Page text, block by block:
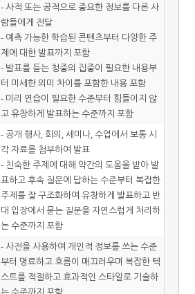
- 사적 또는 공적으로 중요한 정보를 다른 사
람들에게 전달
- 예측 가능한 학습된 콘텐츠부터 다양한 주
제에 대한 발표까지 포함
- 발표를 듣는 청중의 집중이 필요한 내용부
터 미세한 의미 차이를 포함한 내용 포함
- 미리 연습이 필요한 수준부터 힘들이지 않
고 유창하게 발표하는 수준까지 포함
- 공개 행사, 회의, 세미나, 수업에서 보통 시
각 자료를 첨부하여 발표
- 친숙한 주제에 대해 약간의 도움을 받아 발
표하고 후속 질문에 답하는 수준부터 복잡한
주제를 잘 구조화하여 유창하게 발표하고 반
대 입장에서 묻는 질문을 자연스럽게 처리하
는 수준까지 포함
- 사전을 사용하여 개인적 정보를 쓰는 수준
부터 명료하고 흐름이 매끄러우며 복잡한 텍
스트를 적절하고 효과적인 스타일로 기술하